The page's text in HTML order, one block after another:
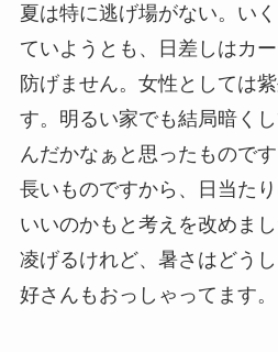
夏は特に逃げ場がない。い
ていようとも、日差しはカ
防げません。女性としては
す。明るい家でも結局暗く
んだかなぁと思ったもので
長いものですから、日当た
いいのかもと考えを改めま
凌げるけれど、暑さはどう
好さんもおっしゃってます。